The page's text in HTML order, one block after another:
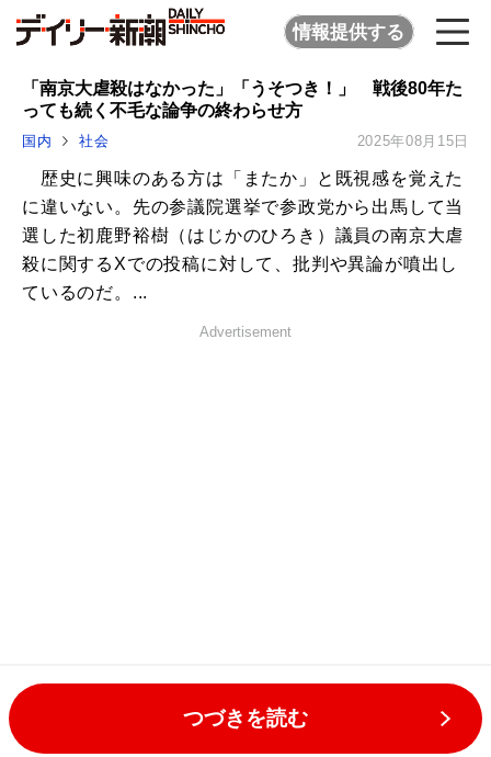
情報提供する
「南京大虐殺はなかった」「うそつき！」 戦後80年た
っても続く不毛な論争の終わらせ方
国内 社会 2025年08月15日
歴史に興味のある方は「またか」と既視感を覚えた
に違いない。先の参議院選挙で参政党から出馬して当
選した初鹿野裕樹（はじかのひろき）議員の南京大虐
殺に関するXでの投稿に対して、批判や異論が噴出し
ているのだ。...
Advertisement
つづきを読む